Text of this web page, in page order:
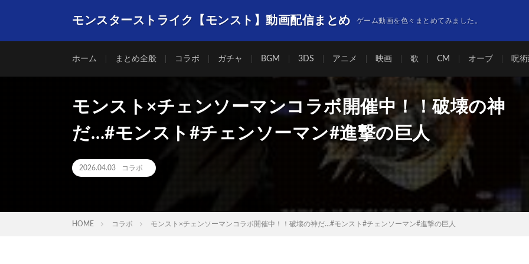
モンスターストライク【モンスト】動画配信まとめ ゲーム動画を色々まとめてみました。
ホーム まとめ全般 コラボ ガチャ BGM 3DS アニメ 映画 歌 CM オーブ 呪
モンスト×チェンソーマンコラボ開催中！！破壊の神
だ…#モンスト#チェンソーマン#進撃の巨人
2026.04.03 コラボ
HOME コラボ モンスト×チェンソーマンコラボ開催中！！破壊の神だ...#モンスト#チェンソーマン#進撃の巨人